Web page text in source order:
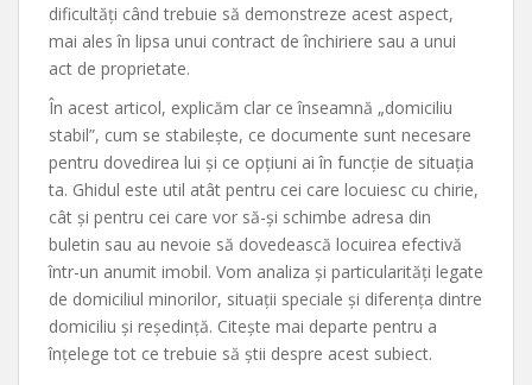
dificultăți când trebuie să demonstreze acest aspect,
mai ales în lipsa unui contract de închiriere sau a unui
act de proprietate.
În acest articol, explicăm clar ce înseamnă „domiciliu
stabil”, cum se stabilește, ce documente sunt necesare
pentru dovedirea lui și ce opțiuni ai în funcție de situația
ta. Ghidul este util atât pentru cei care locuiesc cu chirie,
cât și pentru cei care vor să-și schimbe adresa din
buletin sau au nevoie să dovedească locuirea efectivă
într-un anumit imobil. Vom analiza și particularități legate
de domiciliul minorilor, situații speciale și diferența dintre
domiciliu și reședință. Citește mai departe pentru a
înțelege tot ce trebuie să știi despre acest subiect.